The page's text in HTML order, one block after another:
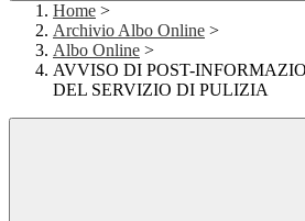
Home >
Archivio Albo Online >
Albo Online >
AVVISO DI POST-
DEL SERVIZIO DI PULIZIA